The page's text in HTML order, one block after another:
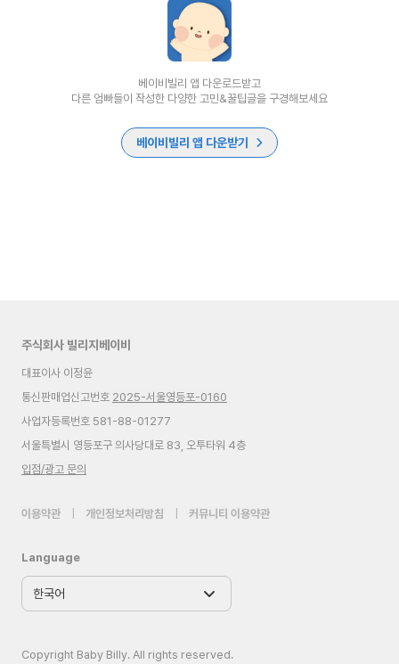
베이비빌리 앱 다운로드받고
다른 엄빠들이 작성한 다양한 고민&꿀팁글을 구경해보세요
베이비빌리 앱 다운받기
주식회사 빌리지베이비
대표이사 이정윤
통신판매업신고번호 2025-서울영등포-0160
사업자등록번호 581-88-01277
서울특별시 영등포구 의사당대로 83, 오투타워 4층
입점/광고 문의
이용약관 개인정보처리방침 커뮤니티 이용약관
Language
Copyright Baby Billy. All rights reserved.